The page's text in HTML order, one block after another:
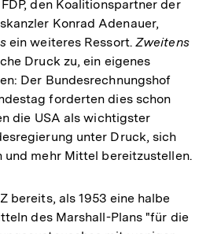
den Koalitionspartner der
Konrad Adenauer,
ein weiteres Ressort. Zweitens
Druck zu, ein eigenes
Der Bundesrechnungshof
forderten dies schon
die USA als wichtigster
unter Druck, sich
und mehr Mittel bereitzustellen.
bereits, als 1953 eine halbe
des Marshall-Plans "für die